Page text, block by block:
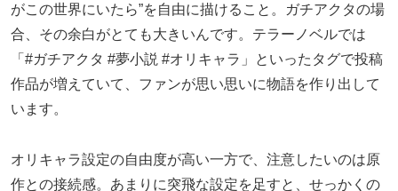
がこの世界にいたら”を自由に描けること。ガチアクタの場
合、その余白がとても大きいんです。テラーノベルでは
「#ガチアクタ #夢小説 #オリキャラ」といったタグで投稿
作品が増えていて、ファンが思い思いに物語を作り出して
います。
オリキャラ設定の自由度が高い一方で、注意したいのは原
作との接続感。あまりに突飛な設定を足すと、せっかくの